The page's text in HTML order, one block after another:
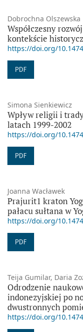
Dobrochna Olszewska
Współczesny
kontekście
https://doi.org/
PDF
Simona Sienkiewicz
Wpływ religii i
latach 1999-2002
https://doi.org/
PDF
Joanna Wacławek
Prajurit1 kraton
pałacu sułtana w
https://doi.org/
PDF
Teija Gumilar, Daria
Odrodzenie
indonezyjskiej po
dwustronnych
https://doi.org/